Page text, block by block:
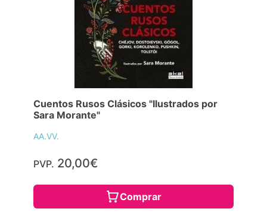
Cuentos Rusos Clásicos "Ilustrados por
Sara Morante"
AA.VV.
PVP. 20,00€
Comprar